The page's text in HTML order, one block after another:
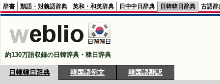
辞書 類語・対義語辞典 英和・和英辞典 日中中日辞典 日韓韓日辞典 古語辞
約130万語収録の日韓辞典・韓日辞典
日韓韓日辞典 韓国語例文 韓国語翻訳